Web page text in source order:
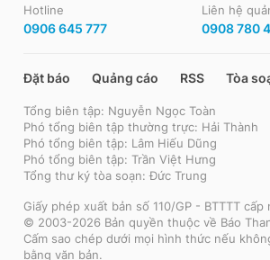
Hotline
0906 645 777
Liên hệ
0908 780
Đặt báo Quảng cáo RSS Tòa
Tổng biên tập: Nguyễn Ngọc Toàn
Phó tổng biên tập thường trực: Hải Thành
Phó tổng biên tập: Lâm Hiếu Dũng
Phó tổng biên tập: Trần Việt Hưng
Tổng thư ký tòa soạn: Đức Trung
Giấy phép xuất bản số 110/GP - BTTTT
© 2003-2026 Bản quyền thuộc về Báo
Cấm sao chép dưới mọi hình thức nếu
bằng văn bản.